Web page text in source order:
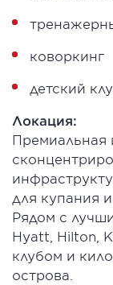
коворкинг
детский
Локация:
Премиальная
для купания
Рядом с
Hyatt, Hilton,
клубом и
острова.